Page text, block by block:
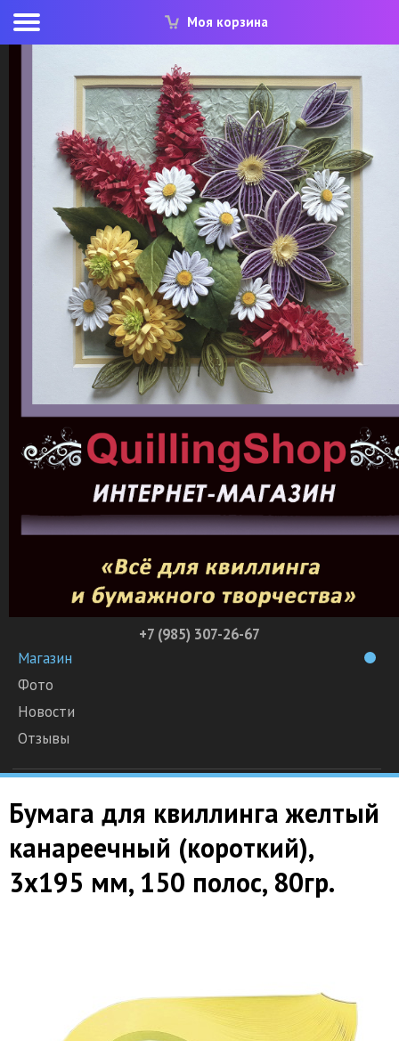
Моя корзина
+7 (985) 307-26-67
Магазин
Фото
Новости
Отзывы
Бумага для квиллинга желтый
канареечный (короткий),
3х195 мм, 150 полос, 80гр.